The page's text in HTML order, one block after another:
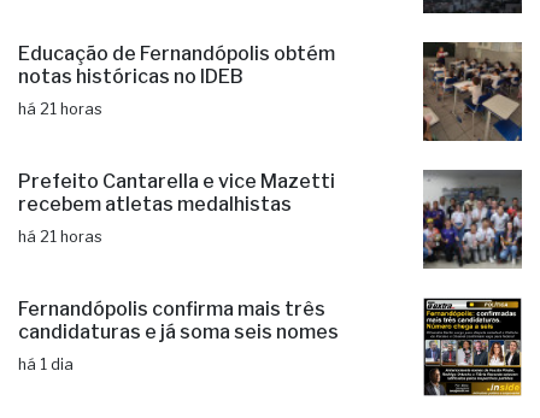
Educação de Fernandópolis obtém
notas históricas no IDEB
há 21 horas
Prefeito Cantarella e vice Mazetti
recebem atletas medalhistas
há 21 horas
Fernandópolis confirma mais três
candidaturas e já soma seis nomes
há 1 dia